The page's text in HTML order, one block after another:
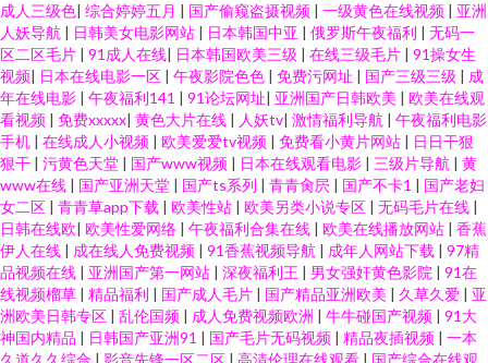
成人三级色| 综合婷婷五月 | 国产偷窥盗摄视频 | 一级黄色在线视频 | 亚洲
人妖导航 | 日韩美女电影网站 | 日本韩国中亚 | 俄罗斯午夜福利 | 无码一
区二区毛片 | 91成人在线| 日本韩国欧美三级 | 在线三级毛片 | 91操女生
视频| 日本在线电影一区 | 午夜影院色色 | 免费污网址 | 国产三级三级 | 成
年在线电影 | 午夜福利141 | 91论坛网址| 亚洲国产日韩欧美 | 欧美在线观
看视频 | 免费xxxxx| 黄色大片在线 | 人妖tv| 激情福利导航 | 午夜福利电影
手机 | 在线成人小视频 | 欧美爱爱tv视频 | 免费看小黄片网站 | 日日干狠
狠干 | 污黄色天堂 | 国产www视频 | 日本在线观看电影 | 三级片导航 | 黄
www在线 | 国产亚洲天堂 | 国产ts系列 | 青青肏屄 | 国产不卡1 | 国产老妇
女二区 | 青青草app下载 | 欧美性站 | 欧美另类小说专区 | 无码毛片在线 |
日韩在线欧| 欧美性爱网络 | 午夜福利合集在线 | 欧美在线播放网站 | 香蕉
伊人在线 | 成在线人免费视频 | 91香蕉视频导航 | 成年人网站下载 | 97精
品视频在线 | 亚洲国产第一网站 | 深夜福利王 | 男女强奸黄色影院 | 91在
线视频榴草 | 精品福利 | 国产成人毛片 | 国产精品亚洲欧美 | 久草久爱 | 亚
洲欧美日韩专区 | 乱伦国频 | 成人免费视频欧洲 | 牛牛碰国产视频 | 91大
神国内精品 | 日韩国产亚洲91 | 国产毛片无码视频 | 精品夜插视频 | 一本
久道久久综合 | 影音先锋一区二区 | 高清伦理在线观看 | 国产综合在线观